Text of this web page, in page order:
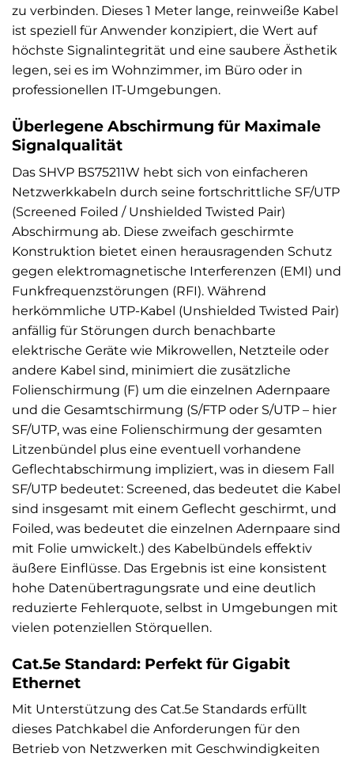
zu verbinden. Dieses 1 Meter lange, reinweiße Kabel
ist speziell für Anwender konzipiert, die Wert auf
höchste Signalintegrität und eine saubere Ästhetik
legen, sei es im Wohnzimmer, im Büro oder in
professionellen IT-Umgebungen.
Überlegene Abschirmung für Maximale
Signalqualität
Das SHVP BS75211W hebt sich von einfacheren
Netzwerkkabeln durch seine fortschrittliche SF/UTP
(Screened Foiled / Unshielded Twisted Pair)
Abschirmung ab. Diese zweifach geschirmte
Konstruktion bietet einen herausragenden Schutz
gegen elektromagnetische Interferenzen (EMI) und
Funkfrequenzstörungen (RFI). Während
herkömmliche UTP-Kabel (Unshielded Twisted Pair)
anfällig für Störungen durch benachbarte
elektrische Geräte wie Mikrowellen, Netzteile oder
andere Kabel sind, minimiert die zusätzliche
Folienschirmung (F) um die einzelnen Adernpaare
und die Gesamtschirmung (S/FTP oder S/UTP – hier
SF/UTP, was eine Folienschirmung der gesamten
Litzenbündel plus eine eventuell vorhandene
Geflechtabschirmung impliziert, was in diesem Fall
SF/UTP bedeutet: Screened, das bedeutet die Kabel
sind insgesamt mit einem Geflecht geschirmt, und
Foiled, was bedeutet die einzelnen Adernpaare sind
mit Folie umwickelt.) des Kabelbündels effektiv
äußere Einflüsse. Das Ergebnis ist eine konsistent
hohe Datenübertragungsrate und eine deutlich
reduzierte Fehlerquote, selbst in Umgebungen mit
vielen potenziellen Störquellen.
Cat.5e Standard: Perfekt für Gigabit
Ethernet
Mit Unterstützung des Cat.5e Standards erfüllt
dieses Patchkabel die Anforderungen für den
Betrieb von Netzwerken mit Geschwindigkeiten